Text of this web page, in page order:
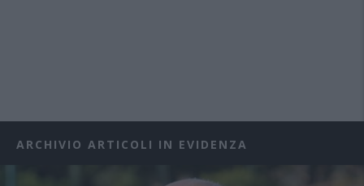
ARCHIVIO ARTICOLI IN EVIDENZA